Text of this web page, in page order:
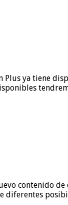
ya tiene
contenido
diferentes